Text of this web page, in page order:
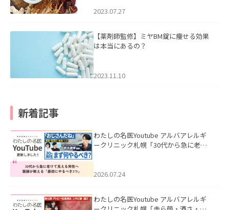
2023.07.27
【薬剤師監修】ミヤBM錠に痩せる効果
は本当にあるの？
2023.11.10
新着記事
わたしの名医Youtube アルバアレルギ
ークリニック札幌「30代から急に老け
た。
2026.07.24
わたしの名医Youtube アルバアレルギ